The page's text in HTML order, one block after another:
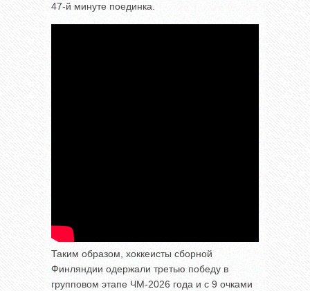
47-й минуте поединка.
Таким образом, хоккеисты сборной
Финляндии одержали третью победу в
групповом этапе ЧМ-2026 года и с 9 очками